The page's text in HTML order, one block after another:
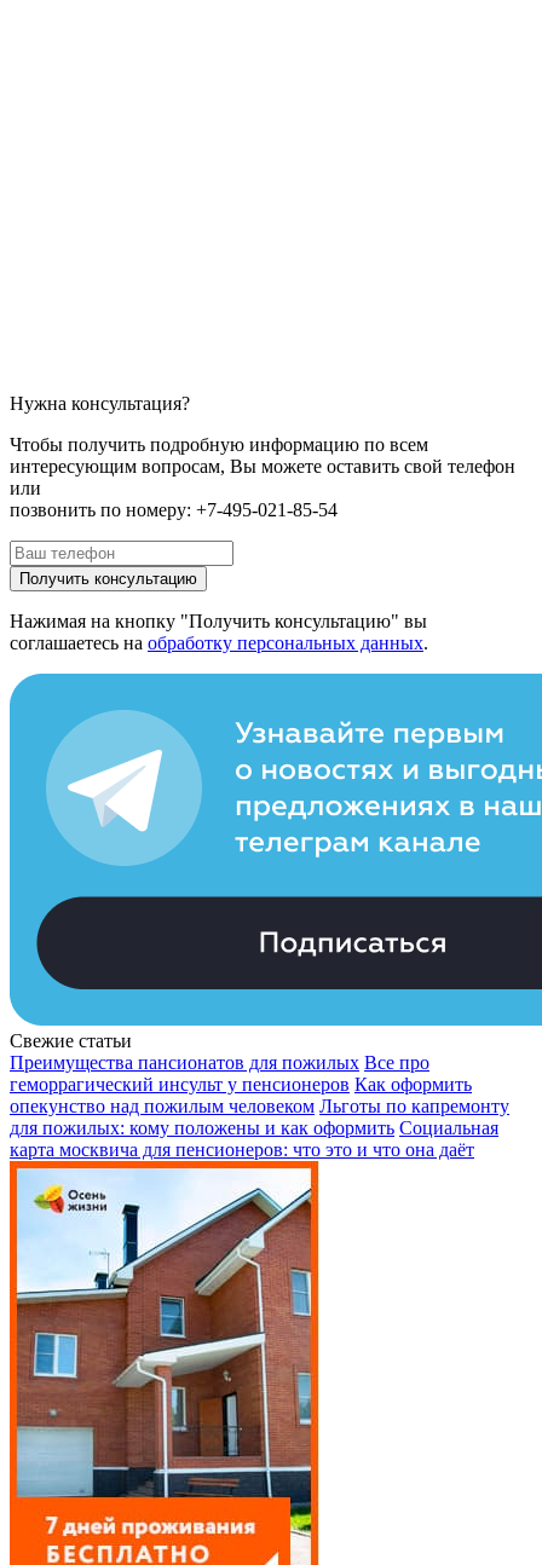
Нужна консультация?
Чтобы получить подробную информацию по всем
интересующим вопросам, Вы можете оставить свой телефон
или
позвонить по номеру: +7-495-021-85-54
Получить консультацию
Нажимая на кнопку "Получить консультацию" вы
соглашаетесь на обработку персональных данных.
Свежие статьи
Преимущества пансионатов для пожилых Все про
геморрагический инсульт у пенсионеров Как оформить
опекунство над пожилым человеком Льготы по капремонту
для пожилых: кому положены и как оформить Социальная
карта москвича для пенсионеров: что это и что она даёт